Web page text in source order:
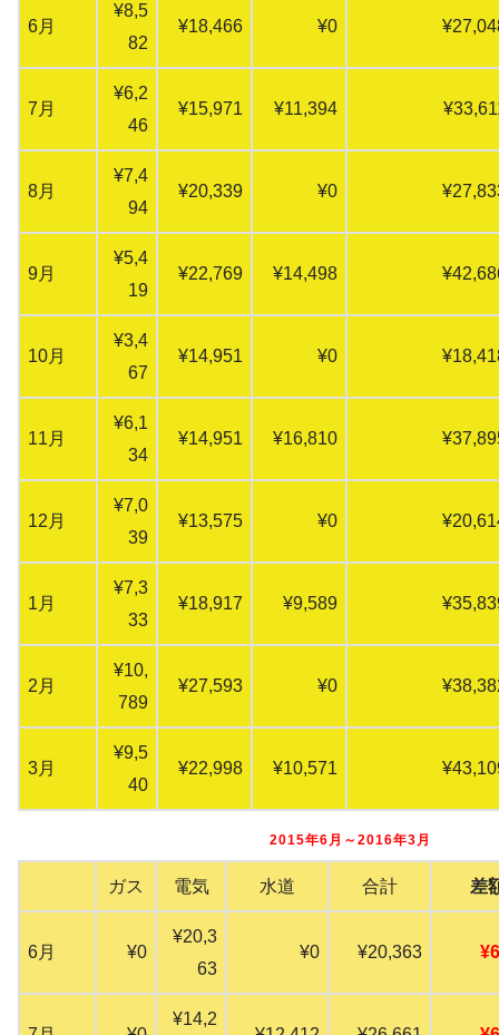
6月
¥8,5
82
¥18,466 ¥0
7月
¥6,2
46
¥15,971 ¥11,394
8月
¥7,4
94
¥20,339 ¥0
9月
¥5,4
19
¥22,769 ¥14,498
10月
¥3,4
67
¥14,951 ¥0
11月
¥6,1
34
¥14,951 ¥16,810
12月
¥7,0
39
¥13,575 ¥0
1月
¥7,3
33
¥18,917 ¥9,589
2月
¥10,
789
¥27,593 ¥0
3月
¥9,5
40
¥22,998 ¥10,571
2015年6月～2016年3月
ガス 電気 水道 合計 差
6月 ¥0
¥20,3
63
¥0 ¥20,363
¥14,2